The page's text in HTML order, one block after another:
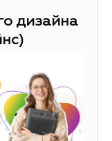
дизайна